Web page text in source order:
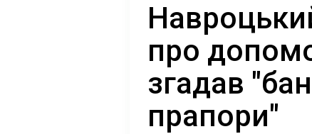
про
згадав
прапори"